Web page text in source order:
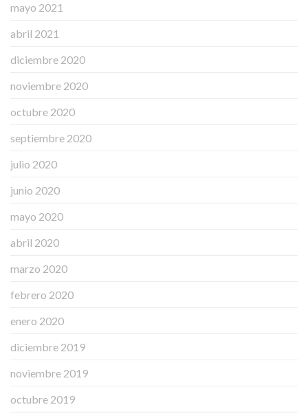
mayo 2021
abril 2021
diciembre 2020
noviembre 2020
octubre 2020
septiembre 2020
julio 2020
junio 2020
mayo 2020
abril 2020
marzo 2020
febrero 2020
enero 2020
diciembre 2019
noviembre 2019
octubre 2019